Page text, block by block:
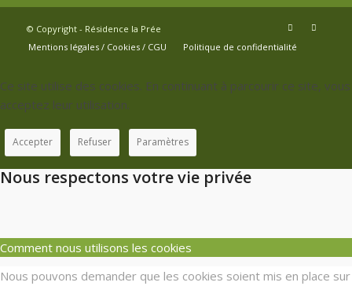
© Copyright - Résidence la Prée
Mentions légales / Cookies / CGU
Politique de confidentialité
Ce site utilise des cookies. En continuant à parcourir ce site, vous
acceptez leur utilisation.
Accepter Refuser Paramètres
Nous respectons votre vie privée
Comment nous utilisons les cookies
Nous pouvons demander que les cookies soient mis en place sur